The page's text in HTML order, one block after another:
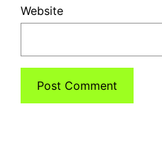
Website